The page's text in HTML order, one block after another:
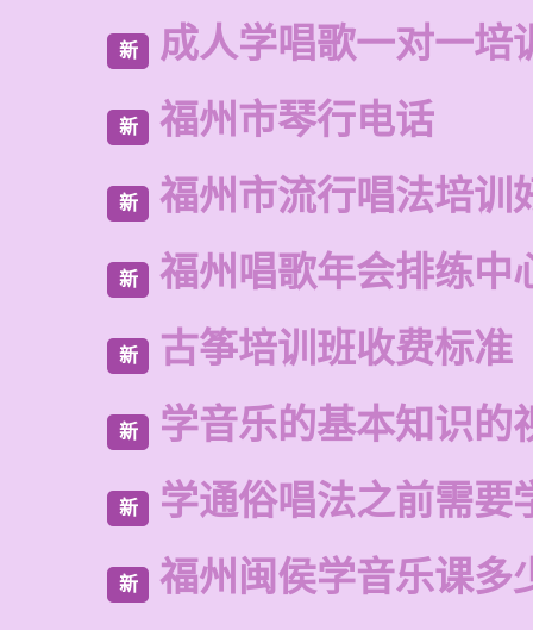
新 成人学唱歌一对一培
新 福州市琴行电话
新 福州市流行唱法培训
新 福州唱歌年会排练中
新 古筝培训班收费标准
新 学音乐的基本知识的
新 学通俗唱法之前需要
新 福州闽侯学音乐课多